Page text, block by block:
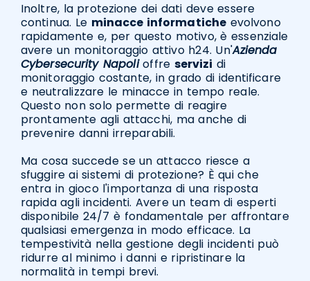
Inoltre, la protezione dei dati deve essere
continua. Le minacce informatiche evolvono
rapidamente e, per questo motivo, è essenziale
avere un monitoraggio attivo h24. Un'Azienda
Cybersecurity Napolioffre servizi di
monitoraggio costante, in grado di identificare
e neutralizzare le minacce in tempo reale.
Questo non solo permette di reagire
prontamente agli attacchi, ma anche di
prevenire danni irreparabili.
Ma cosa succede se un attacco riesce a
sfuggire ai sistemi di protezione? È qui che
entra in gioco l'importanza di una risposta
rapida agli incidenti. Avere un team di esperti
disponibile 24/7 è fondamentale per affrontare
qualsiasi emergenza in modo efficace. La
tempestività nella gestione degli incidenti può
ridurre al minimo i danni e ripristinare la
normalità in tempi brevi.